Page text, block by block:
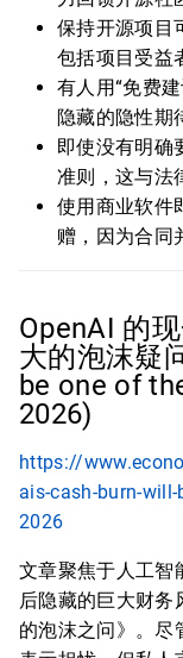
保持开源项目
包括项目受益
有人用“免费
隐藏的隐性期
即使没有明确
准则，这与法
使用商业软件
赠，因为合同
OpenAI 的
大的泡沫疑
be one of
2026)
https://
ais-cash-burn-
2026
文章聚焦于人工智
后隐藏的巨大财务
的泡沫之问》。尽